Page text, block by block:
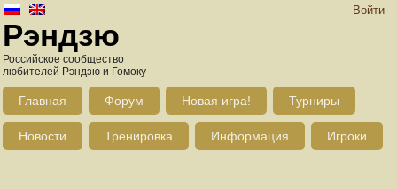
Войти
Рэндзю
Российское сообщество
любителей Рэндзю и Гомоку
Главная Форум Новая игра! Турниры
Новости Тренировка Информация Игроки